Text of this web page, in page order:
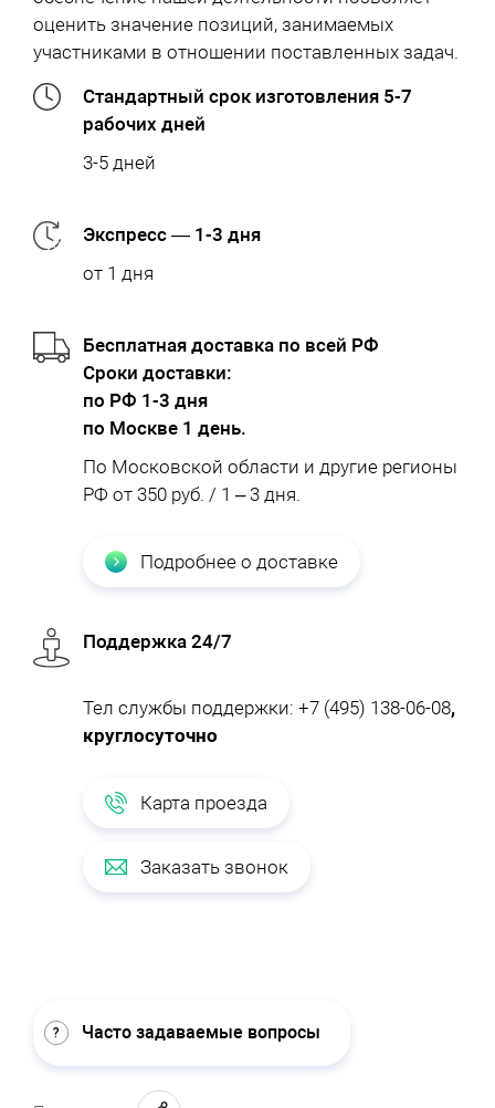
оценить значение позиций, занимаемых
участниками в отношении поставленных задач.
Стандартный срок изготовления 5-7
рабочих дней
3-5 дней
Экспресс — 1-3 дня
от 1 дня
Бесплатная доставка по всей РФ
Cроки доставки:
по РФ 1-3 дня
по Москве 1 день.
По Московской области и другие регионы
РФ от 350 руб. / 1 – 3 дня.
Подробнее о доставке
Поддержка 24/7
Тел службы поддержки: +7 (495) 138-06-08,
круглосуточно
Карта проезда
Заказать звонок
Часто задаваемые вопросы